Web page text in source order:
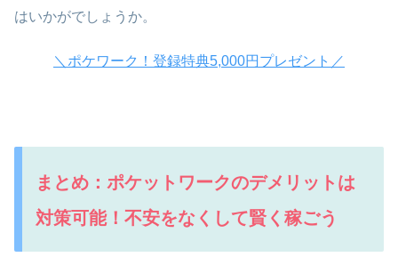
はいかがでしょうか。
＼ポケワーク！登録特典5,000円プレゼント／
まとめ：ポケットワークのデメリットは
対策可能！不安をなくして賢く稼ごう